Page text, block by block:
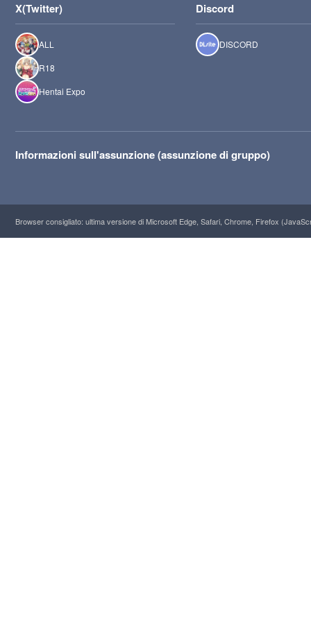
X(Twitter)
ALL
R18
Hentai Expo
Discord
DISCORD
Informazioni sull'assunzione (assunzione di gruppo)
Browser consigliato: ultima versione di Microsoft Edge, Safari, Chrome, Firefox